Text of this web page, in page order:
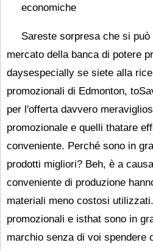
economiche
Sareste sorpresa che si
mercato della banca di potere
daysespecially se siete alla
promozionali di Edmonton,
per l'offerta davvero
promozionale e quelli thatare
conveniente. Perché sono in
prodotti migliori? Beh, è ​​a
conveniente di produzione
materiali meno costosi
promozionali e isthat sono in
marchio senza di voi spendere